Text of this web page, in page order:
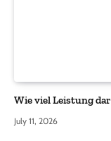
Wie viel Leistung
July 11, 2026